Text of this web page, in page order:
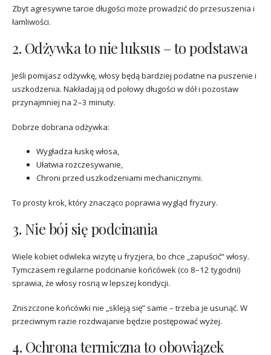
Zbyt agresywne tarcie długości może prowadzić do przesuszenia i
łamliwości.
2. Odżywka to nie luksus – to podstawa
Jeśli pomijasz odżywkę, włosy będą bardziej podatne na puszenie i
uszkodzenia. Nakładaj ją od połowy długości w dół i pozostaw
przynajmniej na 2–3 minuty.
Dobrze dobrana odżywka:
Wygładza łuskę włosa,
Ułatwia rozczesywanie,
Chroni przed uszkodzeniami mechanicznymi.
To prosty krok, który znacząco poprawia wygląd fryzury.
3. Nie bój się podcinania
Wiele kobiet odwleka wizytę u fryzjera, bo chce „zapuścić” włosy.
Tymczasem regularne podcinanie końcówek (co 8–12 tygodni)
sprawia, że włosy rosną w lepszej kondycji.
Zniszczone końcówki nie „skleją się” same – trzeba je usunąć. W
przeciwnym razie rozdwajanie będzie postępować wyżej.
4. Ochrona termiczna to obowiązek